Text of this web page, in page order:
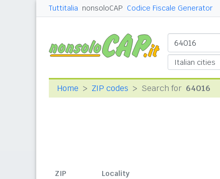
Tuttitalia nonsoloCAP Codice Fiscale Generator
Home ZIP codes Search for 64016
ZIP Locality